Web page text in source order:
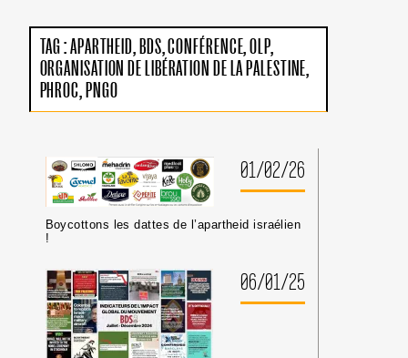
:
PAS
DE
ISRAÉLIEN·NES
PRÉSUMÉ·ES
DANS
MILIEUX
OU
CULTURELS
TAG :APARTHEID BDS CONFÉRENCE OLP
ORGANISATION DE LIBÉRATION DE LA PALESTINE
PHROC PNGO
01/02/26
Boycottons les dattes de l’apartheid israélien
!
06/01/25